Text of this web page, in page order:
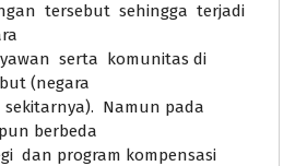
tersebut sehingga terjadi
serta komunitas di
(negara
Namun pada
berbeda
dan program kompensasi